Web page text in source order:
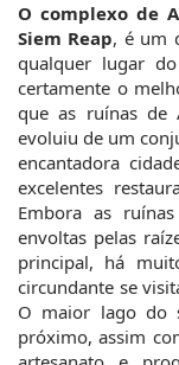
O complexo de
Siem Reap, é um
qualquer lugar
certamente o
que as ruínas de
evoluiu de um
encantadora
excelentes
Embora as
envoltas pelas
principal, há
circundante se
O maior lago do
próximo, assim